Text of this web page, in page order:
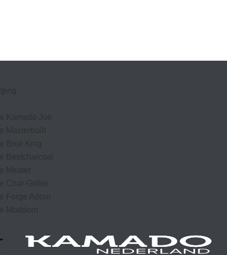
Kamado Joe
Masterbuilt
Broil King
Bestcharcoal
Meater
Char-Griller
Forge Adour
Moddern